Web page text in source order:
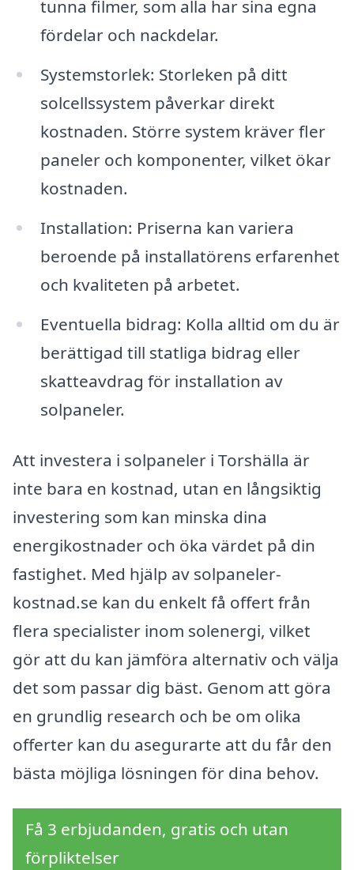
tunna filmer, som alla har sina egna
fördelar och nackdelar.
Systemstorlek: Storleken på ditt
solcellssystem påverkar direkt
kostnaden. Större system kräver fler
paneler och komponenter, vilket ökar
kostnaden.
Installation: Priserna kan variera
beroende på installatörens erfarenhet
och kvaliteten på arbetet.
Eventuella bidrag: Kolla alltid om du är
berättigad till statliga bidrag eller
skatteavdrag för installation av
solpaneler.
Att investera i solpaneler i Torshälla är
inte bara en kostnad, utan en långsiktig
investering som kan minska dina
energikostnader och öka värdet på din
fastighet. Med hjälp av solpaneler-
kostnad.se kan du enkelt få offert från
flera specialister inom solenergi, vilket
gör att du kan jämföra alternativ och välja
det som passar dig bäst. Genom att göra
en grundlig research och be om olika
offerter kan du asegurarte att du får den
bästa möjliga lösningen för dina behov.
Få 3 erbjudanden, gratis och utan
förpliktelser